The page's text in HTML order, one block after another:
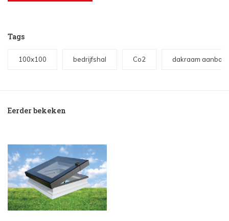
Tags
100x100 bedrijfshal Co2 dakraam
Eerder bekeken